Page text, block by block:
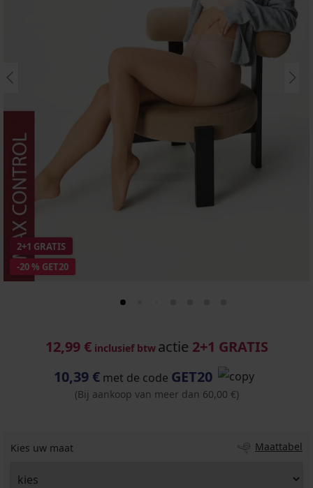
-20 % GET20
2+1 GRATIS
12,99 € inclusief btw actie 2+1 GRATIS
10,39 €met de code GET20
(Bij aankoop van meer dan 60,00 €)
Kies uw maat Maattabel